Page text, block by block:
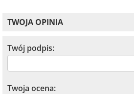
TWOJA OPINIA
Twój podpis:
Twoja ocena: